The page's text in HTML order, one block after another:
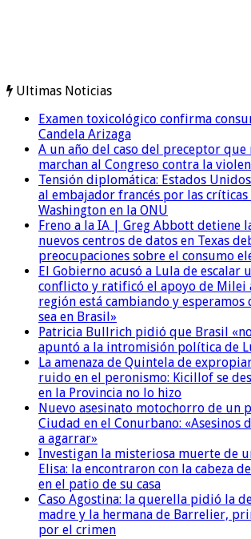
Ultimas Noticias
Examen toxicológico confirma
Candela Arizaga
A un año del caso del preceptor que
marchan al Congreso contra la
Tensión diplomática: Estados
al embajador francés por las críticas
Washington en la ONU
Freno a la IA | Greg Abbott detiene
nuevos centros de datos en Texas
preocupaciones sobre el consumo
El Gobierno acusó a Lula de escalar
conflicto y ratificó el apoyo de Milei
región está cambiando y esperamos
sea en Brasil»
Patricia Bullrich pidió que Brasil
apuntó a la intromisión política de
La amenaza de Quintela de
ruido en el peronismo: Kicillof se
en la Provincia no lo hizo
Nuevo asesinato motochorro de un
Ciudad en el Conurbano: «Asesinos
a agarrar»
Investigan la misteriosa muerte de
Elisa: la encontraron con la cabeza
en el patio de su casa
Caso Agostina: la querella pidió la
madre y la hermana de Barrelier,
por el crimen